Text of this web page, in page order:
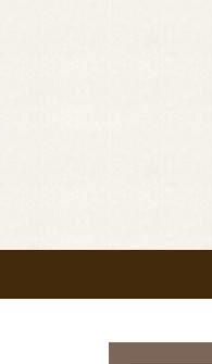
ヌ
せします。フ
まざまなお知